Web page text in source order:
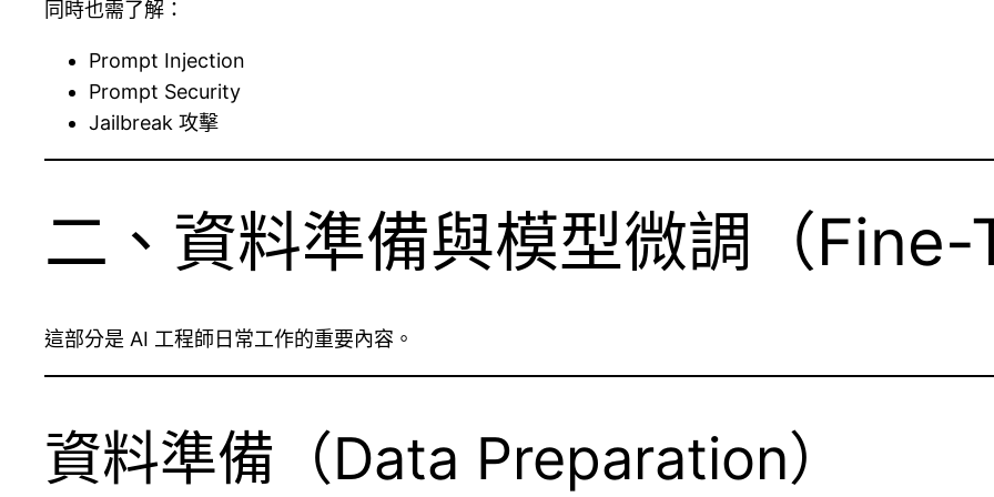
同時也需了解：
Prompt Injection
Prompt Security
Jailbreak 攻擊
二、資料準備與模型微調（Fine-
這部分是 AI 工程師日常工作的重要內容。
資料準備（Data Preparation）